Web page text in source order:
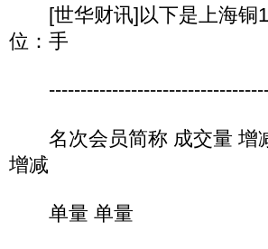
[世华财讯]以下是上海铜
位：手
名次会员简称 成交量 增
增减
单量 单量